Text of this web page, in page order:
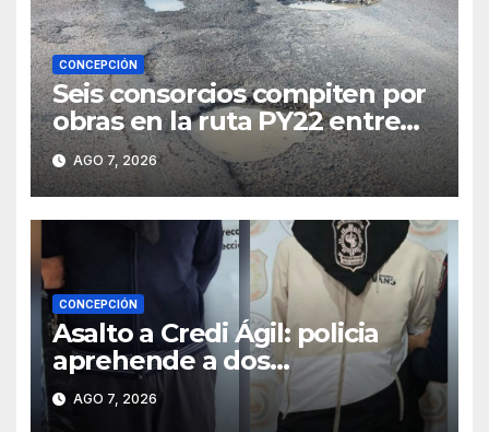
CONCEPCIÓN
Seis consorcios compiten por
obras en la ruta PY22 entre
Concepción y Vallemí
AGO 7, 2026
CONCEPCIÓN
Asalto a Credi Ágil: policia
aprehende a dos
sospechosos e incauta
evidencias en Concepción
AGO 7, 2026